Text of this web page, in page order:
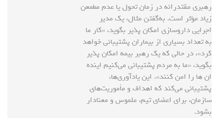
رهبری مقتدرانه در زمان‌ تحول یا عدم مطمعن
زیاد مؤثر است. به‌گفتن مثال، یک مدیر
اجرایی داروسازی امکان پذیر بگوید، «کار ما
به تعداد بسیاری از بیماران پشتیبانی خواهد
کرد»، در حالی که یک رهبر بیمه امکان پذیر
بگوید، «ما به مردم پشتیبانی می‌کنیم اینده
ان ها را امن کنند». این یادآوری‌ها،
پشتیبانی می‌کند که اهداف و مأموریت‌های
سازمان، برای اعضای تیم، ملموس و معنادار
بشود.